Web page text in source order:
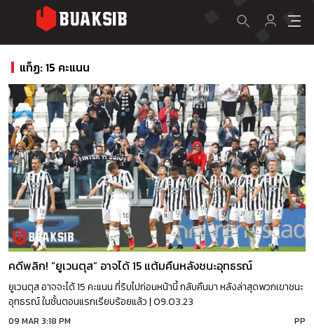
แท็ฏ: 15 คะแนน
คดีพลิก! “ยูเวนตุส” อาจได้ 15 แต้มคืนหลังชนะอุทธรณ์
ยูเวนตุส อาจจะได้ 15 คะแนน ที่ริบไปก่อนหน้านี้ กลับคืนมา หลังล่าสุดพวกเขาชนะ
อุทธรณ์ ในชั้นตอนแรกเรียบร้อยแล้ว | 09.03.23
09 MAR 3:18 PM PP